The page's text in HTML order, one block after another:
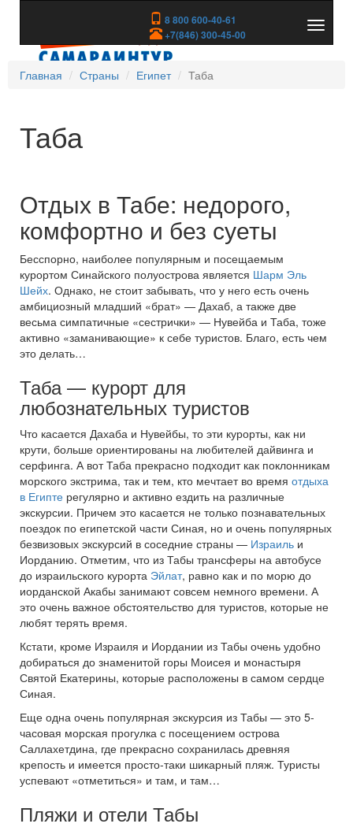
8 800 600-40-61
+7(846) 300-45-00
скрыть
Главная
Страны Египет Таба
Таба
Отдых в Табе: недорого,
комфортно и без суеты
Бесспорно, наиболее популярным и посещаемым
курортом Синайского полуострова является Шарм Эль
Шейх. Однако, не стоит забывать, что у него есть очень
амбициозный младший «брат» — Дахаб, а также две
весьма симпатичные «сестрички» — Нувейба и Таба, тоже
активно «заманивающие» к себе туристов. Благо, есть чем
это делать…
Таба — курорт для
любознательных туристов
Что касается Дахаба и Нувейбы, то эти курорты, как ни
крути, больше ориентированы на любителей дайвинга и
серфинга. А вот Таба прекрасно подходит как поклонникам
морского экстрима, так и тем, кто мечтает во время отдыха
в Египте регулярно и активно ездить на различные
экскурсии. Причем это касается не только познавательных
поездок по египетской части Синая, но и очень популярных
безвизовых экскурсий в соседние страны — Израиль и
Иорданию. Отметим, что из Табы трансферы на автобусе
до израильского курорта Эйлат, равно как и по морю до
иорданской Акабы занимают совсем немного времени. А
это очень важное обстоятельство для туристов, которые не
любят терять время.
Кстати, кроме Израиля и Иордании из Табы очень удобно
добираться до знаменитой горы Моисея и монастыря
Святой Екатерины, которые расположены в самом сердце
Синая.
Еще одна очень популярная экскурсия из Табы — это 5-
часовая морская прогулка с посещением острова
Саллахетдина, где прекрасно сохранилась древняя
крепость и имеется просто-таки шикарный пляж. Туристы
успевают «отметиться» и там, и там…
Пляжи и отели Табы